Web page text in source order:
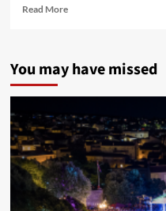
Read MoreRead
SIRA
VINA
DVORCU
NORMANN
PRANDAU
You may have missed